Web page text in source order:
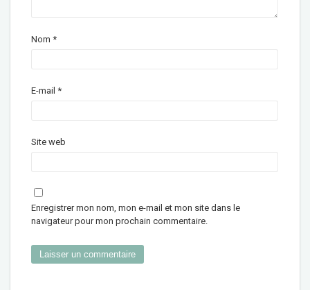
Nom *
E-mail *
Site web
Enregistrer mon nom, mon e-mail et mon site dans le
navigateur pour mon prochain commentaire.